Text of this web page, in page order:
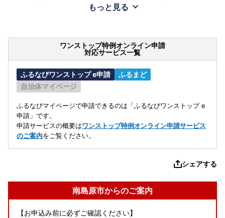
もっと見る
ワンストップ特例オンライン申請
対応サービス一覧
ふるなびワンストップ e申請
ふるまど
自治体マイページ
ふるなびマイページで申請できるのは「ふるなびワンストップ e
申請」です。
申請サービスの概要はワンストップ特例オンライン申請サービス
のご案内をご覧ください。
シェアする
南島原市からのご案内
【お申込み前に必ずご確認ください】